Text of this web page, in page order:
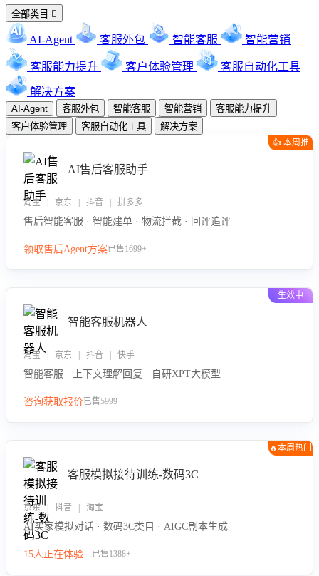
全部类目 
AI-Agent 客服外包 智能客服 智能营销
客服能力提升 客户体验管理 客服自动化工具
解决方案
AI-Agent 客服外包 智能客服 智能营销
客服能力提升
客户体验管理
客服自动化工具 解决方案
👍 本周推
AI售后客服助手
淘宝 | 京东 | 抖音 | 拼多多
售后智能客服 · 智能建单 · 物流拦截 · 回评追评
领取售后Agent方案已售1699+
生效中
智能客服机器人
淘宝 | 京东 | 抖音 | 快手
智能客服 · 上下文理解回复 · 自研XPT大模型
咨询获取报价已售5999+
🔥本周热门
客服模拟接待训练-数码3C
京东 | 抖音 | 淘宝
AI买家模拟对话 · 数码3C类目 · AIGC剧本生成
15人正在体验...已售1388+